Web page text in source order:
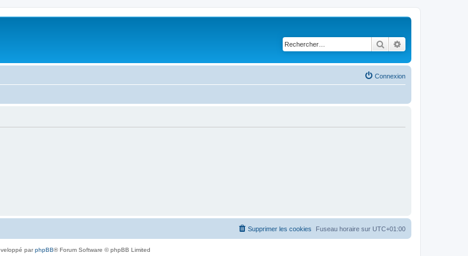
Rechercher
Connexion
Fuseau horaire sur UTC+01:00
Supprimer les cookies
parphpBB® Forum Software © phpBB Limited